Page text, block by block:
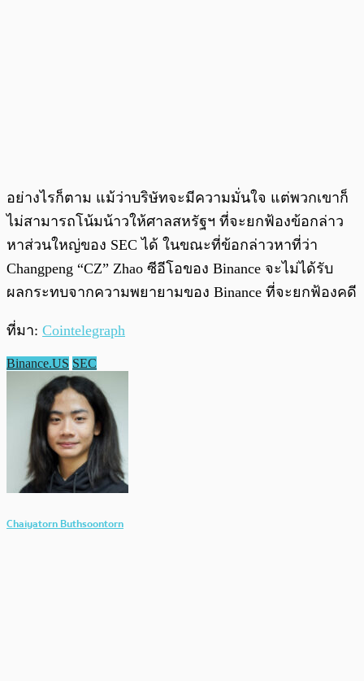
อย่างไรก็ตาม แม้ว่าบริษัทจะมีความมั่นใจ แต่พวกเขาก็
ไม่สามารถโน้มน้าวให้ศาลสหรัฐฯ ที่จะยกฟ้องข้อกล่าว
หาส่วนใหญ่ของ SEC ได้ ในขณะที่ข้อกล่าวหาที่ว่า
Changpeng “CZ” Zhao ซีอีโอของ Binance จะไม่ได้รับ
ผลกระทบจากความพยายามของ Binance ที่จะยกฟ้องคดี
ที่มา: Cointelegraph
Binance.US SEC
Chaiyatorn Buthsoontorn